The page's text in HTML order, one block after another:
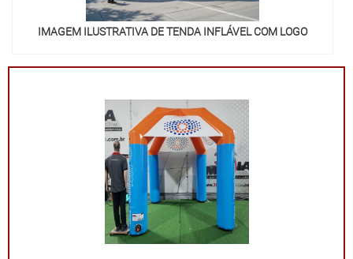
IMAGEM ILUSTRATIVA DE TENDA INFLÁVEL COM LOGO